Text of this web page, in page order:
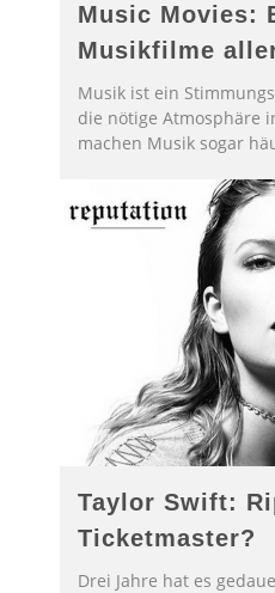
Music Movies:
Musikfilme
Musik ist ein
die nötige Atmosphäre
machen Musik sogar
Taylor Swift:
Ticketmaster?
Drei Jahre hat es